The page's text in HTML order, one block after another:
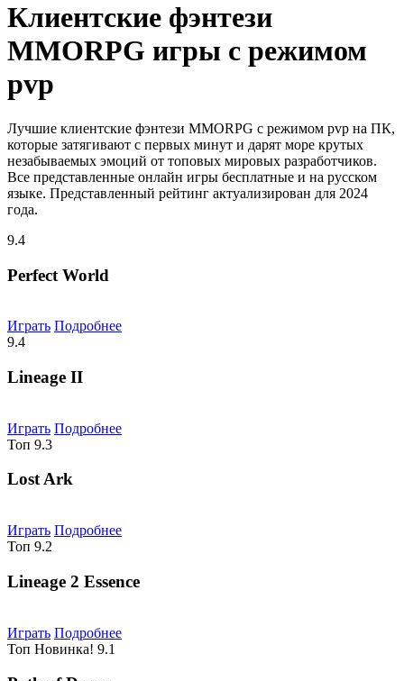
Клиентские фэнтези
MMORPG игры с режимом
pvp
Лучшие клиентские фэнтези MMORPG с режимом pvp на ПК,
которые затягивают с первых минут и дарят море крутых
незабываемых эмоций от топовых мировых разработчиков.
Все представленные онлайн игры бесплатные и на русском
языке. Представленный рейтинг актуализирован для 2024
года.
9.4
Perfect World
Играть Подробнее
9.4
Lineage II
Играть Подробнее
Топ 9.3
Lost Ark
Играть Подробнее
Топ 9.2
Lineage 2 Essence
Играть Подробнее
Топ Новинка! 9.1